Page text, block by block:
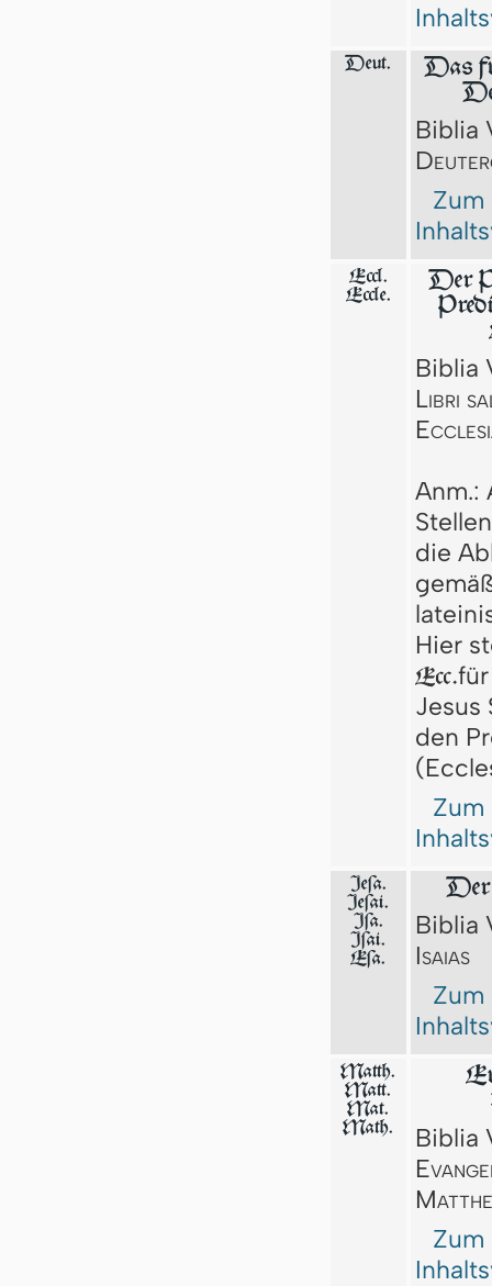
Deut.
Das
Biblia
Zum
Eccl.
Eccle.
Der
Biblia
Libri
Anm.:
die
Hier
Ecc.
Jesus
den
Zum
Jeſa.
Jeſai.
Jſa.
Iſai.
Eſa.
Der
Biblia
Isaias
Zum
Matth.
Matt.
Mat.
Math.
Biblia
Zum